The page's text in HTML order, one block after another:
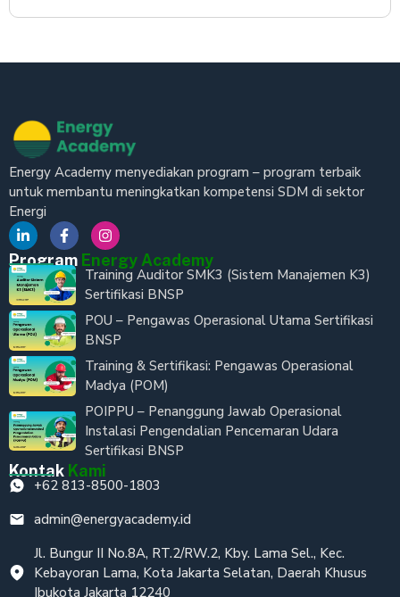
Energy Academy menyediakan program – program terbaik
untuk membantu meningkatkan kompetensi SDM di sektor
Energi
Program Energy Academy
Training Auditor SMK3 (Sistem Manajemen K3)
Sertifikasi BNSP
POU – Pengawas Operasional Utama Sertifikasi
BNSP
Training & Sertifikasi: Pengawas Operasional
Madya (POM)
POIPPU – Penanggung Jawab Operasional
Instalasi Pengendalian Pencemaran Udara
Sertifikasi BNSP
Kontak Kami
+62 813-8500-1803
admin@energyacademy.id
Jl. Bungur II No.8A, RT.2/RW.2, Kby. Lama Sel., Kec.
Kebayoran Lama, Kota Jakarta Selatan, Daerah Khusus
Ibukota Jakarta 12240